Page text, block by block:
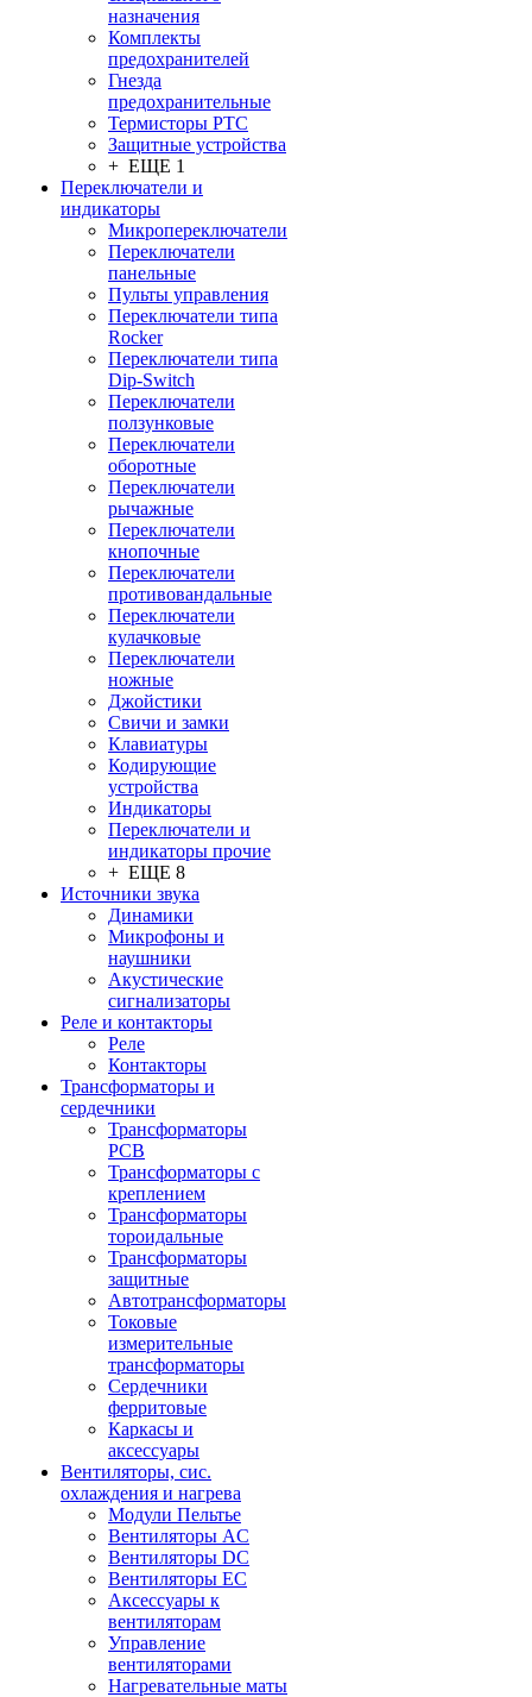
назначения
Комплекты
предохранителей
Гнезда
предохранительные
Термисторы PTC
Защитные устройства
+ ЕЩЕ 1
Переключатели и
индикаторы
Микропереключатели
Переключатели
панельные
Пульты управления
Переключатели типа
Rocker
Переключатели типа
Dip-Switch
Переключатели
ползунковые
Переключатели
оборотные
Переключатели
рычажные
Переключатели
кнопочные
Переключатели
противовандальные
Переключатели
кулачковые
Переключатели
ножные
Джойстики
Свичи и замки
Клавиатуры
Кодирующие
устройства
Индикаторы
Переключатели и
индикаторы прочие
+ ЕЩЕ 8
Источники звука
Динамики
Микрофоны и
наушники
Акустические
сигнализаторы
Реле и контакторы
Реле
Контакторы
Трансформаторы и
сердечники
Трансформаторы
PCB
Трансформаторы с
креплением
Трансформаторы
тороидальные
Трансформаторы
защитные
Автотрансформаторы
Токовые
измерительные
трансформаторы
Сердечники
ферритовые
Каркасы и
аксессуары
Вентиляторы, сис.
охлаждения и нагрева
Модули Пельтье
Вентиляторы AC
Вентиляторы DC
Вентиляторы EC
Аксессуары к
вентиляторам
Управление
вентиляторами
Нагревательные маты